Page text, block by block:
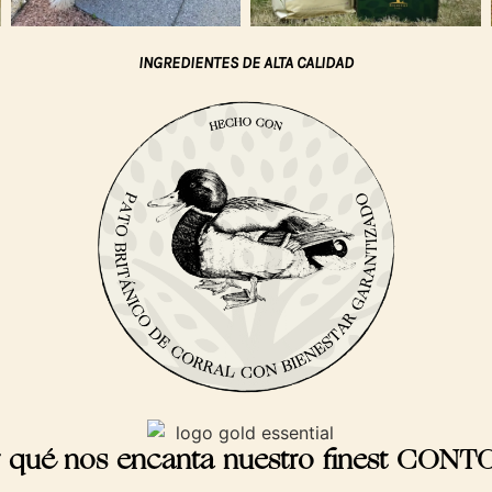
INGREDIENTES DE ALTA CALIDAD
qué nos encanta nuestro finest